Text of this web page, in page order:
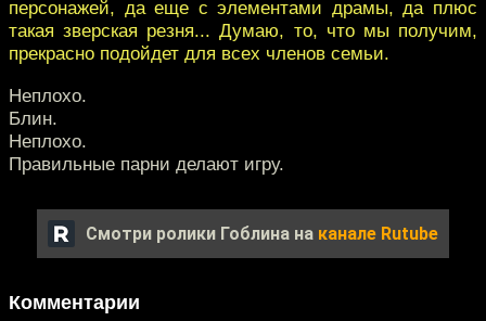
персонажей, да еще с элементами драмы, да плюс
такая зверская резня... Думаю, то, что мы получим,
прекрасно подойдет для всех членов семьи.
Неплохо.
Блин.
Неплохо.
Правильные парни делают игру.
Смотри ролики Гоблина на канале Rutube
Комментарии